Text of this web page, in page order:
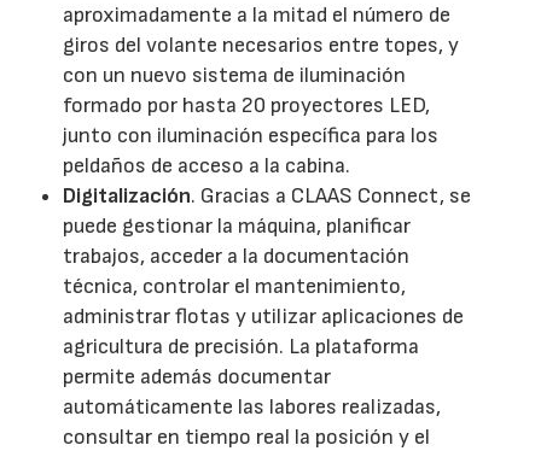
aproximadamente a la mitad el número de
giros del volante necesarios entre topes, y
con un nuevo sistema de iluminación
formado por hasta 20 proyectores LED,
junto con iluminación específica para los
peldaños de acceso a la cabina.
Digitalización. Gracias a CLAAS Connect, se
puede gestionar la máquina, planificar
trabajos, acceder a la documentación
técnica, controlar el mantenimiento,
administrar flotas y utilizar aplicaciones de
agricultura de precisión. La plataforma
permite además documentar
automáticamente las labores realizadas,
consultar en tiempo real la posición y el